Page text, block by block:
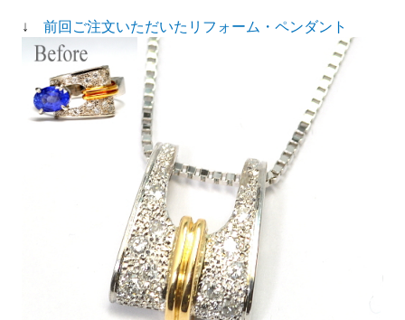
↓ 前回ご注文いただいたリフォーム・ペンダント